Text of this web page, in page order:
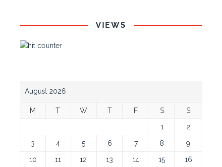
VIEWS
August 2026
M T W T F S S
1 2
3 4 5 6 7 8 9
10 11 12 13 14 15 16